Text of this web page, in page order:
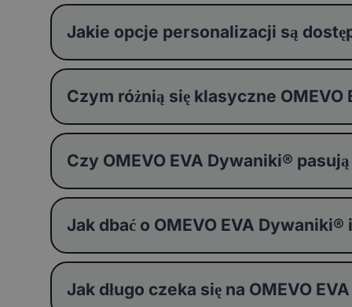
Jakie opcje personalizacji są
Czym różnią się klasyczne OMEVO
Czy OMEVO EVA Dywaniki®
Jak dbać o OMEVO EVA Dywaniki®
Jak długo czeka się na OMEVO